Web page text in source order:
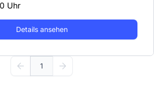
Uhr
Details ansehen
1